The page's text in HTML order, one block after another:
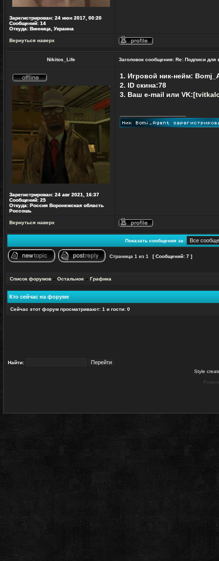
Зарегистрирован: 24 июн 2017, 00:20
Сообщений: 14
Откуда: Винница, Украина
Вернуться наверх
Nikitos_Life Заголовок сообщения: Re: Подписи для
в
Зарегистрирован: 24 авг 2021, 16:37
Сообщений: 25
Откуда: Россия Воронежская область
Россошь
1. Игровой ник-нейм:
2. ID скина:78
3. Ваш e-mail или VK:[
Вернуться наверх
Показать сообщения за:
Страница 1 из 1 [ Сообщений: 7 ]
Список форумов » Остальное » Графика
Кто сейчас на форуме
Сейчас этот форум просматривают: 1 и гости: 0
Найти:
Style